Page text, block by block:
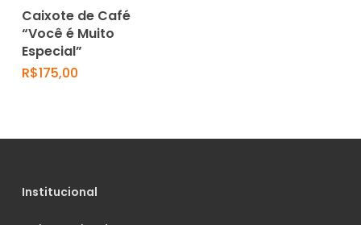
Add To Cart
Caixote de Café
“Você é Muito
Especial”
R$175,00
Institucional